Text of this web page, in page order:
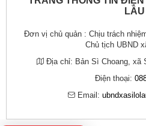
LẦU
Đơn vị chủ quản : Chịu trách
Chủ tịch UBND
Địa chỉ: Bản Sì Choang, xã
Điện thoại:
Email: